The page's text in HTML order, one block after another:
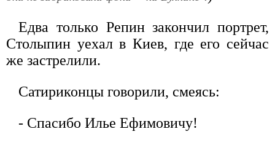
Едва только Репин закончил портрет,
Столыпин уехал в Киев, где его сейчас
же застрелили.
Сатириконцы говорили, смеясь:
- Спасибо Илье Ефимовичу!